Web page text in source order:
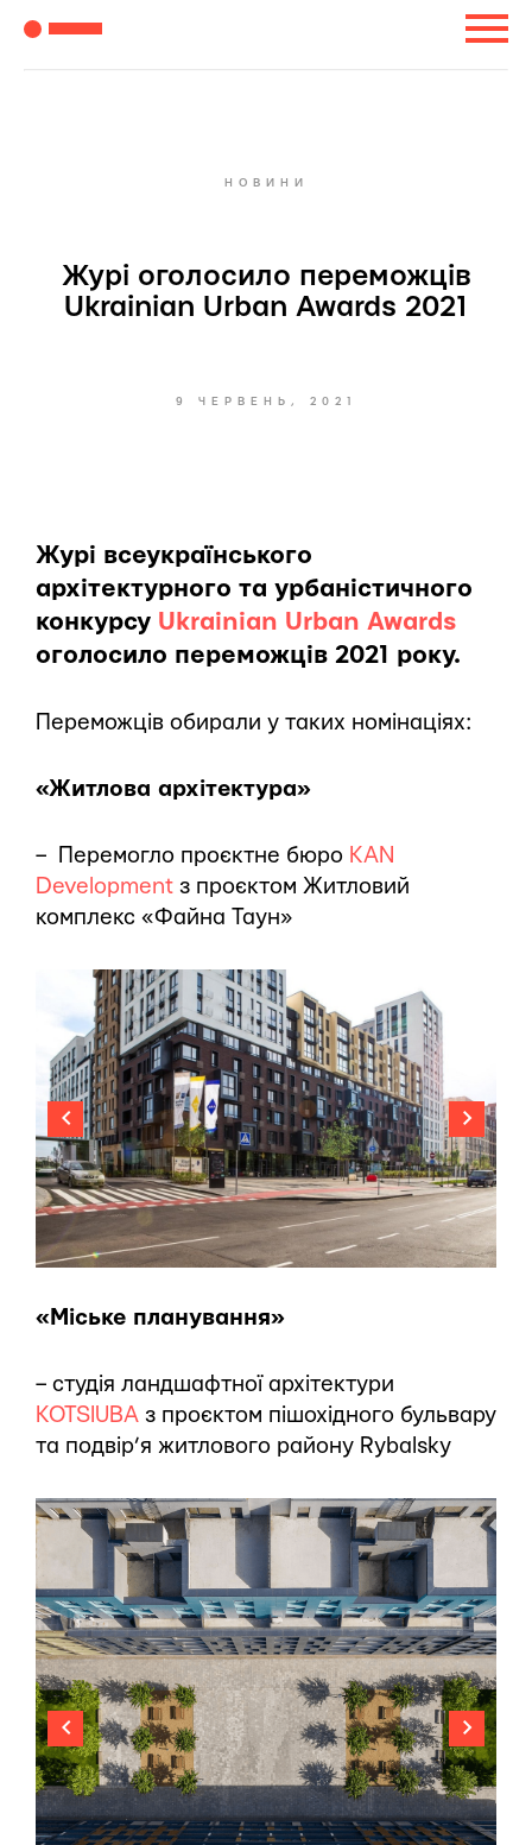
НОВИНИ
Журі оголосило переможців
Ukrainian Urban Awards 2021
9 ЧЕРВЕНЬ, 2021
Журі всеукраїнського
архітектурного та урбаністичного
конкурсу Ukrainian Urban Awards
оголосило переможців 2021 року.
Переможців обирали у таких номінаціях:
«Житлова архітектура»
– Перемогло проєктне бюро KAN
Development з проєктом Житловий
комплекс «Файна Таун»
«Міське планування»
– студія ландшафтної архітектури
KOTSIUBA з проєктом пішохідного бульвару
та подвір’я житлового району Rybalsky